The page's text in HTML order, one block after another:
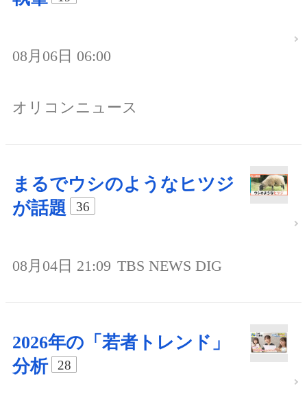
08月06日 06:00
オリコンニュース
まるでウシのようなヒツジ
が話題
36
08月04日 21:09 TBS NEWS DIG
2026年の「若者トレンド」
分析
28